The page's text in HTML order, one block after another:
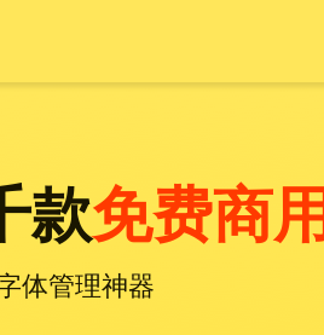
款免费商用
体管理神器